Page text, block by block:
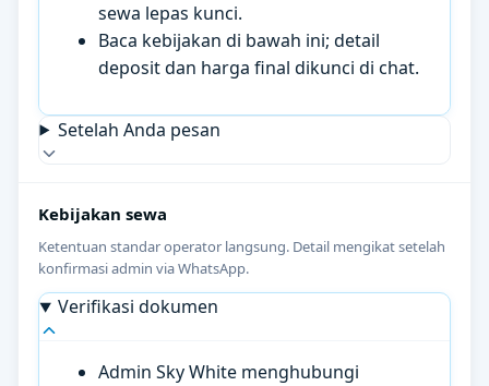
sewa lepas kunci.
Baca kebijakan di bawah ini; detail
deposit dan harga final dikunci di chat.
Setelah Anda pesan
Kebijakan sewa
Ketentuan standar operator langsung. Detail mengikat setelah
konfirmasi admin via WhatsApp.
Verifikasi dokumen
Admin Sky White menghubungi